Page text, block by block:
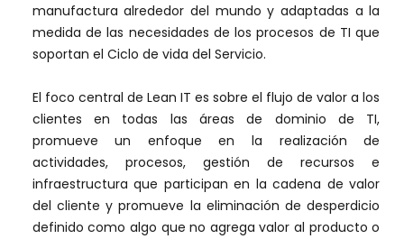
manufactura alrededor del mundo y adaptadas a la
medida de las necesidades de los procesos de TI que
soportan el Ciclo de vida del Servicio.
El foco central de Lean IT es sobre el flujo de valor a los
clientes en todas las áreas de dominio de TI,
promueve un enfoque en la realización de
actividades, procesos, gestión de recursos e
infraestructura que participan en la cadena de valor
del cliente y promueve la eliminación de desperdicio
definido como algo que no agrega valor al producto o